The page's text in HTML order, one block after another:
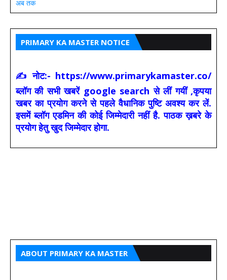
अब तक
PRIMARY KA MASTER NOTICE
✍ नोट:- https://www.primarykamaster.co/
ब्लॉग की सभी खबरें google search से लीं गयीं ,कृपया
खबर का प्रयोग करने से पहले वैधानिक पुष्टि अवश्य कर लें.
इसमें ब्लॉग एडमिन की कोई जिम्मेदारी नहीं है. पाठक ख़बरे के
प्रयोग हेतु खुद जिम्मेदार होगा.
ABOUT PRIMARY KA MASTER